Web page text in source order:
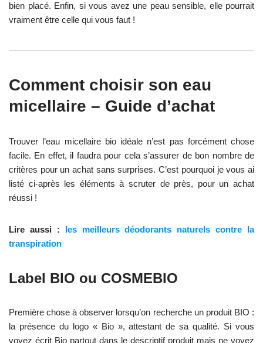
bien placé. Enfin, si vous avez une peau sensible, elle pourrait
vraiment être celle qui vous faut !
Comment choisir son eau
micellaire – Guide d’achat
Trouver l’eau micellaire bio idéale n’est pas forcément chose
facile. En effet, il faudra pour cela s’assurer de bon nombre de
critères pour un achat sans surprises. C’est pourquoi je vous ai
listé ci-après les éléments à scruter de près, pour un achat
réussi !
Lire aussi : les meilleurs déodorants naturels contre la
transpiration
Label BIO ou COSMEBIO
Première chose à observer lorsqu’on recherche un produit BIO :
la présence du logo « Bio », attestant de sa qualité. Si vous
voyez écrit Bio partout dans le descriptif produit mais ne voyez